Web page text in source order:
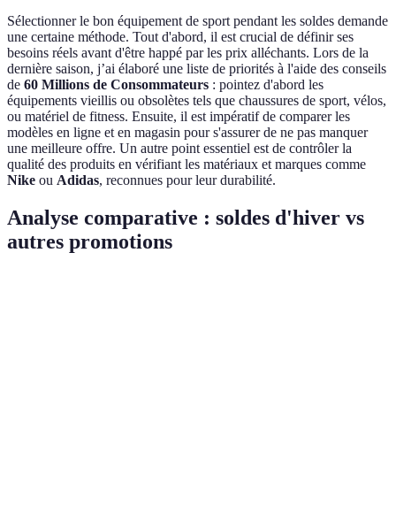
Sélectionner le bon équipement de sport pendant les soldes demande
une certaine méthode. Tout d'abord, il est crucial de définir ses
besoins réels avant d'être happé par les prix alléchants. Lors de la
dernière saison, j’ai élaboré une liste de priorités à l'aide des conseils
de 60 Millions de Consommateurs : pointez d'abord les
équipements vieillis ou obsolètes tels que chaussures de sport, vélos,
ou matériel de fitness. Ensuite, il est impératif de comparer les
modèles en ligne et en magasin pour s'assurer de ne pas manquer
une meilleure offre. Un autre point essentiel est de contrôler la
qualité des produits en vérifiant les matériaux et marques comme
Nike ou Adidas, reconnues pour leur durabilité.
Analyse comparative : soldes d'hiver vs
autres promotions